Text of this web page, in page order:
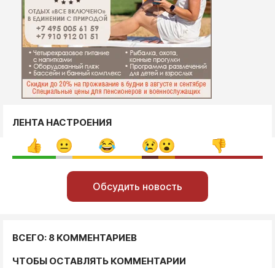
ЛЕНТА НАСТРОЕНИЯ
Обсудить новость
ВСЕГО: 8 КОММЕНТАРИЕВ
ЧТОБЫ ОСТАВЛЯТЬ КОММЕНТАРИИ